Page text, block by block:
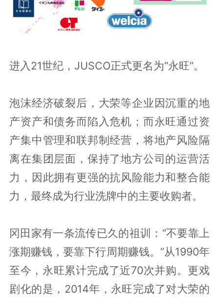
进入21世纪，JUSCO正式更名为“永旺”。
泡沫经济破裂后，大荣等企业因沉重的地
产资产和债务而陷入危机；而永旺通过资
产集中管理和联邦制经营，将地产风险隔
离在集团层面，保持了地方公司的运营活
力，因此拥有更强的抗风险能力和整合能
力，最终成为行业洗牌中的主要收购者。
冈田家有一条流传已久的祖训：“不要靠上
涨期赚钱，要靠下行周期赚钱。”从1990年
至今，永旺累计完成了近70次并购。更戏
剧化的是，2014年，永旺完成了对大荣的